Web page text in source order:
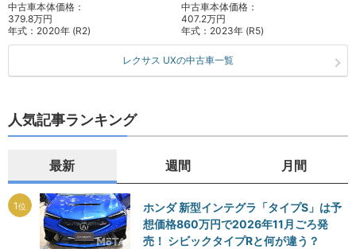
中古車本体価格：
379.8万円
年式： 2020年 (R2)
中古車本体価格：
407.2万円
年式： 2023年 (R5)
レクサス UXの中古車一覧
人気記事ランキング
最新 週間 月間
1位
ホンダ 新型インテグラ「タイプS」は予
想価格860万円で2026年11月ごろ発
売！ シビックタイプRと何が違う？